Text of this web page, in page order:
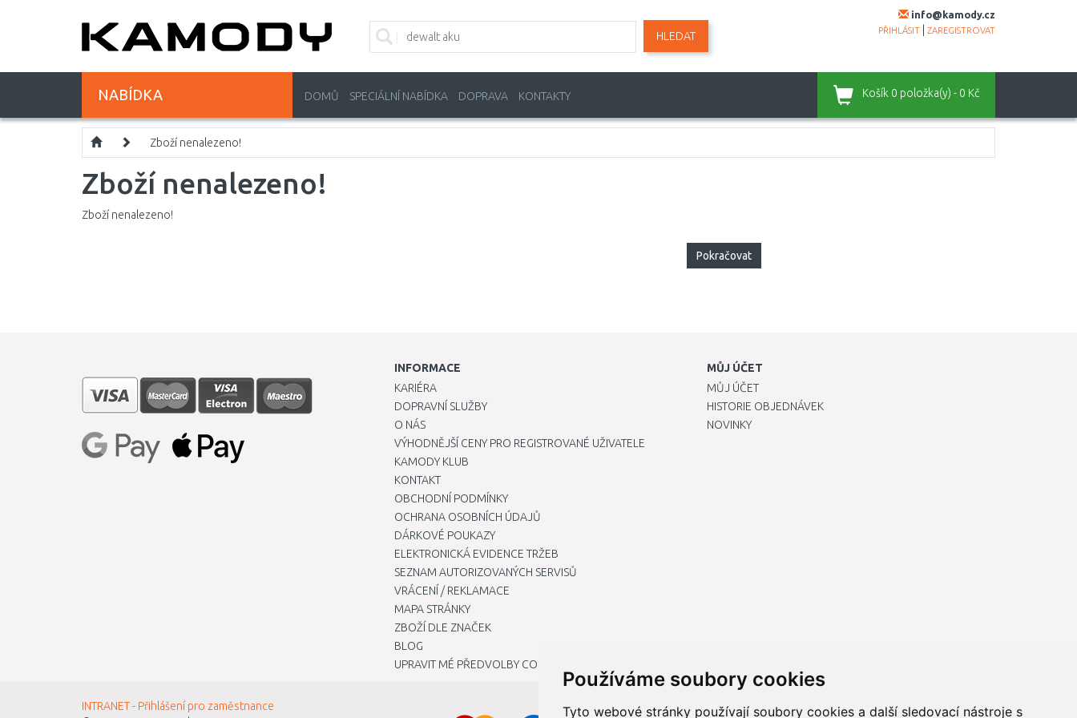
Používáme soubory cookies
Tyto webové stránky používají soubory cookies a další sledovací nástroje s
info@kamody.cz
PŘIHLÁSIT ZAREGISTROVAT
HLEDAT
NABÍDKA DOMŮ SPECIÁLNÍ NABÍDKA DOPRAVA KONTAKTY Košík 0 položka(y) - 0 Kč
Zboží nenalezeno!
Zboží nenalezeno!
Zboží nenalezeno!
Pokračovat
INFORMACE
KARIÉRA
DOPRAVNÍ SLUŽBY
O NÁS
VÝHODNĚJŠÍ CENY PRO REGISTROVANÉ UŽIVATELE
KAMODY KLUB
KONTAKT
OBCHODNÍ PODMÍNKY
OCHRANA OSOBNÍCH ÚDAJŮ
DÁRKOVÉ POUKAZY
ELEKTRONICKÁ EVIDENCE TRŽEB
SEZNAM AUTORIZOVANÝCH SERVISŮ
VRÁCENÍ / REKLAMACE
MAPA STRÁNKY
ZBOŽÍ DLE ZNAČEK
BLOG
UPRAVIT MÉ PŘEDVOLBY COOKIES
MŮJ ÚČET
MŮJ ÚČET
HISTORIE OBJEDNÁVEK
NOVINKY
INTRANET - Přihlášení pro zaměstnance